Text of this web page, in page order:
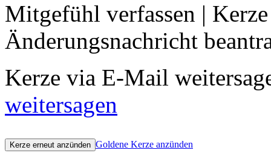
Mitgefühl verfassen |
Änderungsnachricht
Kerze via E-Mail
weitersagen
Goldene Kerze anzünden